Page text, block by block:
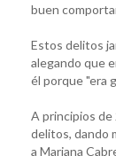
buen
Estos delitos
alegando que
él porque "era
A principios
delitos, dando
a Mariana